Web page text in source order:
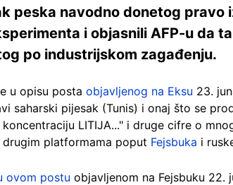
peska navodno donetog pravo
i objasnili AFP-u da
po industrijskom zagađenju.
u opisu posta objavljenog na Eksu 23.
saharski pijesak (Tunis) i onaj što se
LITIJA..." i druge cifre o
platformama poput Fejsbuka i
ovom postu objavljenom na Fejsbuku 22.